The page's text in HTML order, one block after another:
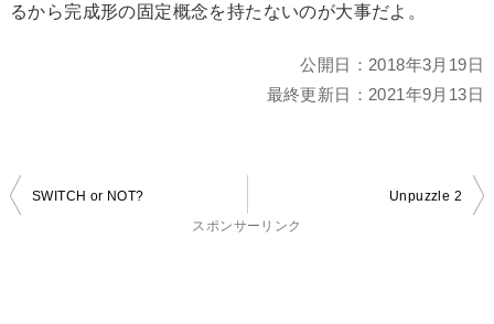
るから完成形の固定概念を持たないのが大事だよ。
公開日： 2018年3月19日
最終更新日： 2021年9月13日
投
SWITCH or NOT?
Unpuzzle 2
スポンサーリンク